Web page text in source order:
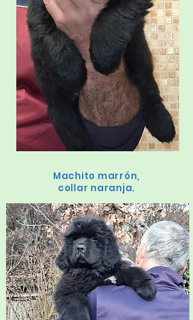
Machito marrón,
collar naranja.